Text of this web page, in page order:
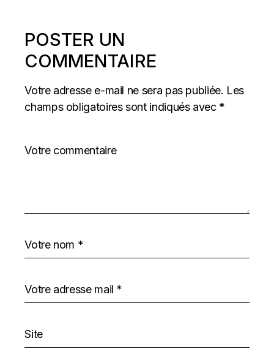
POSTER UN
COMMENTAIRE
Votre adresse e-mail ne sera pas publiée. Les
champs obligatoires sont indiqués avec *